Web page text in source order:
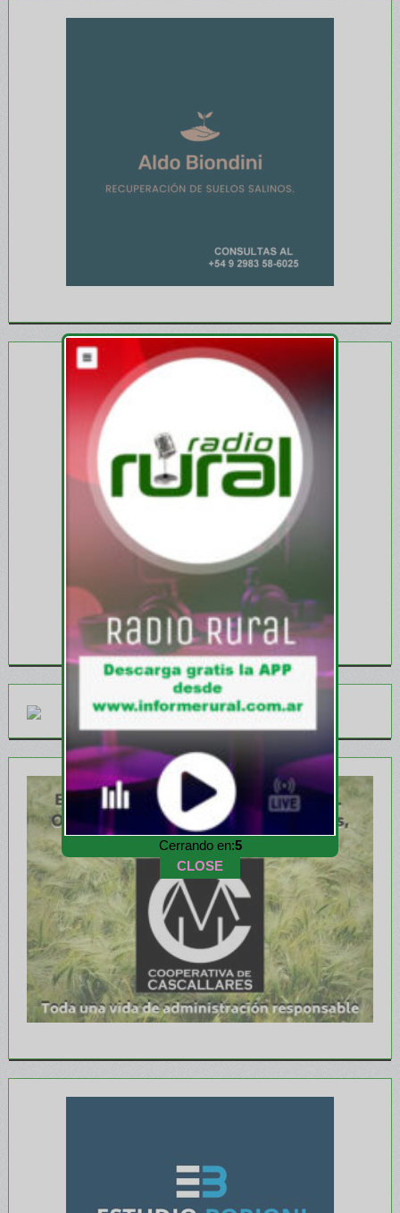
Cerrando en:3
CLOSE